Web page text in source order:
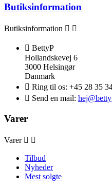
Butiksinformation
Butiksinformation  
 BettyP
Hollandskevej 6
3000 Helsingør
Danmark
 Ring til os: +45 28 35
 Send en mail:
Varer
Varer  
Tilbud
Nyheder
Mest solgte